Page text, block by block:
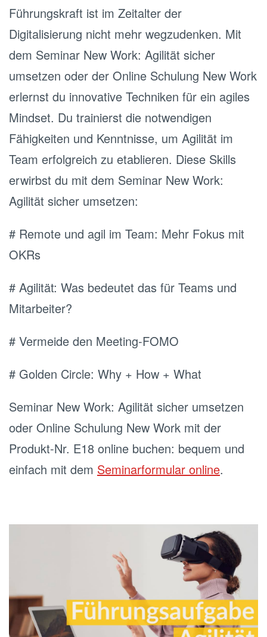
Führungskraft ist im Zeitalter der
Digitalisierung nicht mehr wegzudenken. Mit
dem Seminar New Work: Agilität sicher
umsetzen oder der Online Schulung New Work
erlernst du innovative Techniken für ein agiles
Mindset. Du trainierst die notwendigen
Fähigkeiten und Kenntnisse, um Agilität im
Team erfolgreich zu etablieren. Diese Skills
erwirbst du mit dem Seminar New Work:
Agilität sicher umsetzen:
# Remote und agil im Team: Mehr Fokus mit
OKRs
# Agilität: Was bedeutet das für Teams und
Mitarbeiter?
# Vermeide den Meeting-FOMO
# Golden Circle: Why + How + What
Seminar New Work: Agilität sicher umsetzen
oder Online Schulung New Work mit der
Produkt-Nr. E18 online buchen: bequem und
einfach mit dem Seminarformular online.